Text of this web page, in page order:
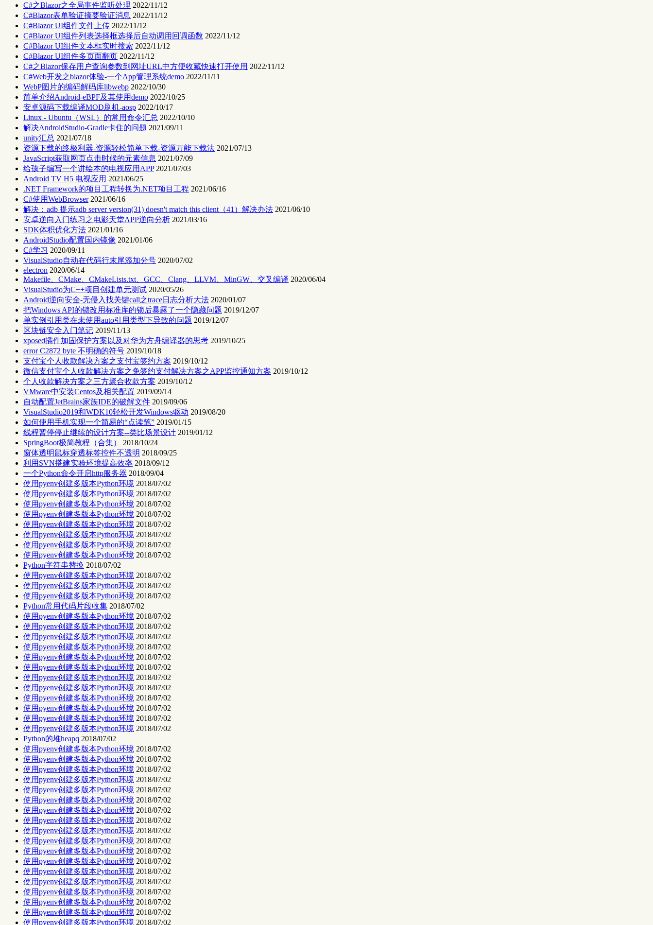
C#之Blazor之全局事件监听处理 2022/11/12
C#Blazor表单验证摘要验证消息 2022/11/12
C#Blazor UI组件文件上传 2022/11/12
C#Blazor UI组件列表选择框选择后自动调用回调函数 2022/11/12
C#Blazor UI组件文本框实时搜索 2022/11/12
C#Blazor UI组件多页面翻页 2022/11/12
C#之Blazor保存用户查询参数到网址URL中方便收藏快速打开使用 2022/11/12
C#Web开发之blazor体验-一个App管理系统demo 2022/11/11
WebP图片的编码解码库libwebp 2022/10/30
简单介绍Android-eBPF及其使用demo 2022/10/25
安卓源码下载编译MOD刷机-aosp 2022/10/17
Linux - Ubuntu（WSL）的常用命令汇总 2022/10/10
解决AndroidStudio-Gradle卡住的问题 2021/09/11
unity汇总 2021/07/18
资源下载的终极利器-资源轻松简单下载-资源万能下载法 2021/07/13
JavaScript获取网页点击时候的元素信息 2021/07/09
给孩子编写一个讲绘本的电视应用APP 2021/07/03
Android TV H5 电视应用 2021/06/25
.NET Framework的项目工程转换为.NET项目工程 2021/06/16
C#使用WebBrowser 2021/06/16
解决：adb 提示adb server version(31) doesn't match this client（41）解决办法 2021/06/10
安卓逆向入门练习之电影天堂APP逆向分析 2021/03/16
SDK体积优化方法 2021/01/16
AndroidStudio配置国内镜像 2021/01/06
C#学习 2020/09/11
VisualStudio自动在代码行末尾添加分号 2020/07/02
electron 2020/06/14
Makefile、CMake、CMakeLists.txt、GCC、Clang、LLVM、MinGW、交叉编译 2020/06/04
VisualStudio为C++项目创建单元测试 2020/05/26
Android逆向安全-无侵入找关键call之trace日志分析大法 2020/01/07
把Windows API的锁改用标准库的锁后暴露了一个隐藏问题 2019/12/07
单实例引用类在未使用auto引用类型下导致的问题 2019/12/07
区块链安全入门笔记 2019/11/13
xposed插件加固保护方案以及对华为方舟编译器的思考 2019/10/25
error C2872 byte 不明确的符号 2019/10/18
支付宝个人收款解决方案之支付宝签约方案 2019/10/12
微信支付宝个人收款解决方案之免签约支付解决方案之APP监控通知方案 2019/10/12
个人收款解决方案之三方聚合收款方案 2019/10/12
VMware中安装Centos及相关配置 2019/09/14
自动配置JetBrains家族IDE的破解文件 2019/09/06
VisualStudio2019和WDK10轻松开发Windows驱动 2019/08/20
如何使用手机实现一个简易的“点读笔” 2019/01/15
线程暂停停止继续的设计方案--类比场景设计 2019/01/12
SpringBoot极简教程（合集）
2018/10/24
窗体透明鼠标穿透标签控件不透明 2018/09/25
利用SVN搭建实验环境提高效率 2018/09/12
一个Python命令开启http服务器 2018/09/04
使用pyenv创建多版本Python环境 2018/07/02
使用pyenv创建多版本Python环境 2018/07/02
使用pyenv创建多版本Python环境 2018/07/02
使用pyenv创建多版本Python环境 2018/07/02
使用pyenv创建多版本Python环境 2018/07/02
使用pyenv创建多版本Python环境 2018/07/02
使用pyenv创建多版本Python环境 2018/07/02
使用pyenv创建多版本Python环境 2018/07/02
Python字符串替换 2018/07/02
使用pyenv创建多版本Python环境 2018/07/02
使用pyenv创建多版本Python环境 2018/07/02
使用pyenv创建多版本Python环境 2018/07/02
Python常用代码片段收集 2018/07/02
使用pyenv创建多版本Python环境 2018/07/02
使用pyenv创建多版本Python环境 2018/07/02
使用pyenv创建多版本Python环境 2018/07/02
使用pyenv创建多版本Python环境 2018/07/02
使用pyenv创建多版本Python环境 2018/07/02
使用pyenv创建多版本Python环境 2018/07/02
使用pyenv创建多版本Python环境 2018/07/02
使用pyenv创建多版本Python环境 2018/07/02
使用pyenv创建多版本Python环境 2018/07/02
使用pyenv创建多版本Python环境 2018/07/02
使用pyenv创建多版本Python环境 2018/07/02
使用pyenv创建多版本Python环境 2018/07/02
Python的堆heapq 2018/07/02
使用pyenv创建多版本Python环境 2018/07/02
使用pyenv创建多版本Python环境 2018/07/02
使用pyenv创建多版本Python环境 2018/07/02
使用pyenv创建多版本Python环境 2018/07/02
使用pyenv创建多版本Python环境 2018/07/02
使用pyenv创建多版本Python环境 2018/07/02
使用pyenv创建多版本Python环境 2018/07/02
使用pyenv创建多版本Python环境 2018/07/02
使用pyenv创建多版本Python环境 2018/07/02
使用pyenv创建多版本Python环境 2018/07/02
使用pyenv创建多版本Python环境 2018/07/02
使用pyenv创建多版本Python环境 2018/07/02
使用pyenv创建多版本Python环境 2018/07/02
使用pyenv创建多版本Python环境 2018/07/02
使用pyenv创建多版本Python环境 2018/07/02
使用pyenv创建多版本Python环境 2018/07/02
使用pyenv创建多版本Python环境 2018/07/02
使用pyenv创建多版本Python环境 2018/07/02